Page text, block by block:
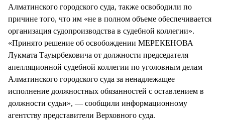
Алматинского городского суда, также освободили по
причине того, что им «не в полном объеме обеспечивается
организация судопроизводства в судебной коллегии».
«Принято решение об освобождении МЕРЕКЕНОВА
Лукмата Тауырбековича от должности председателя
апелляционной судебной коллегии по уголовным делам
Алматинского городского суда за ненадлежащее
исполнение должностных обязанностей с оставлением в
должности судьи», — сообщили информационному
агентству представители Верховного суда.